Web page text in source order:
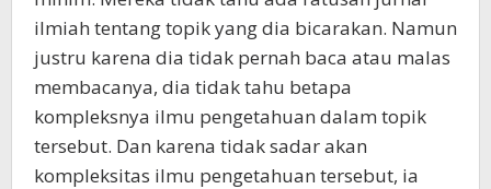
ilmiah tentang topik yang dia bicarakan. Namun
justru karena dia tidak pernah baca atau malas
membacanya, dia tidak tahu betapa
kompleksnya ilmu pengetahuan dalam topik
tersebut. Dan karena tidak sadar akan
kompleksitas ilmu pengetahuan tersebut, ia